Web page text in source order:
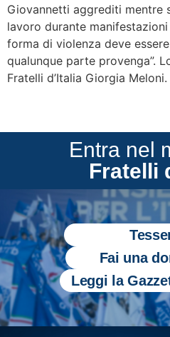
Giovannetti aggrediti mentre
lavoro durante
forma di violenza deve
qualunque parte provenga”.
Fratelli d’Italia Giorgia Meloni.
Entra nel
Fratelli
Fai una
Leggi la